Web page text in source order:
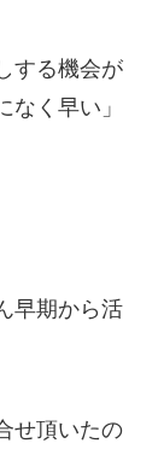
する機会が
く早い」
早期から活
せ頂いたの